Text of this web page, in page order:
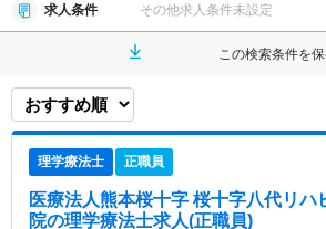
求人条件 その他求人条件未設定
この検索条件を
理学療法士 正職員
医療法人熊本桜十字 桜十字八代リハ
院の理学療法士求人(正職員)